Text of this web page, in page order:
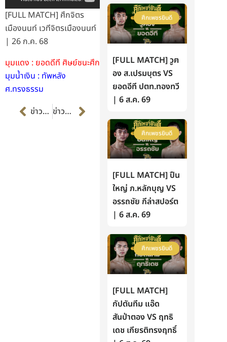
[FULL MATCH] ศึกจิตร
เมืองนนท์ เวทีจิตรเมืองนนท์
| 26 ก.ค. 68
มุมแดง : ยอดดีที ศิษย์ชนะศึก
มุมน้ำเงิน : ทัพหลัง
ศ.ทรงธรรม
Prevข่าวก่อนหน้า ข่าวต่อไป Next
ศึกเพชรยินดี
[FULL MATCH] วูฅ
อง ส.เปรมบุตร VS
ยอดอีที ปตท.ทองทวี
| 6 ส.ค. 69
ศึกเพชรยินดี
[FULL MATCH] ปืน
ใหญ่ ภ.หลักบุญ VS
อรรถชัย กีล่าสปอร์ต
| 6 ส.ค. 69
ศึกเพชรยินดี
[FULL MATCH]
กัปตันทีม แอ๊ด
สันป่าตอง VS ฤทธิ
เดช เกียรติทรงฤทธิ์